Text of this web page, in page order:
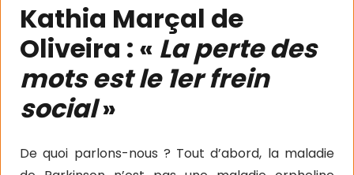
Kathia Marçal de
Oliveira : « La perte des
mots est le 1er frein
social»
De quoi parlons-nous ? Tout d’abord, la maladie